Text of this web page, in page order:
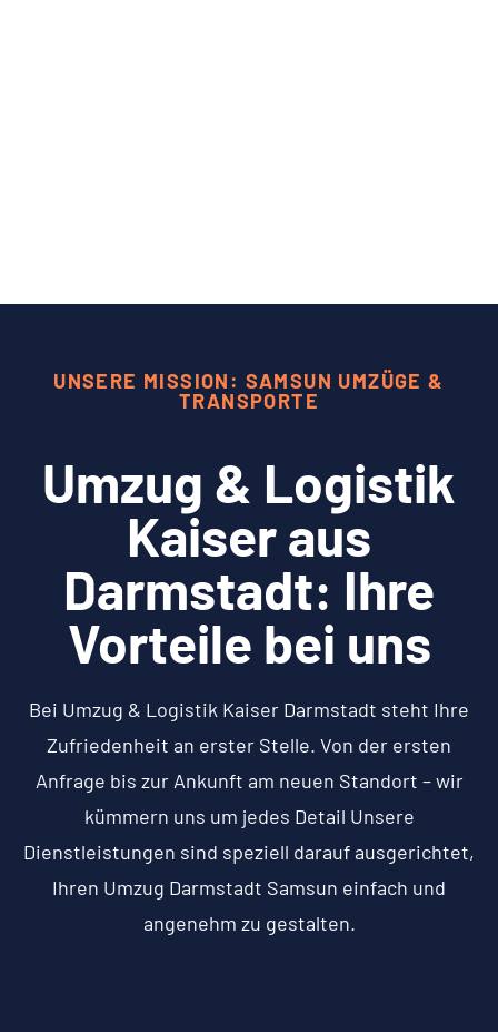
UNSERE MISSION: SAMSUN UMZÜGE &
TRANSPORTE
Umzug & Logistik
Kaiser aus
Darmstadt: Ihre
Vorteile bei uns
Bei Umzug & Logistik Kaiser Darmstadt steht Ihre
Zufriedenheit an erster Stelle. Von der ersten
Anfrage bis zur Ankunft am neuen Standort – wir
kümmern uns um jedes Detail Unsere
Dienstleistungen sind speziell darauf ausgerichtet,
Ihren Umzug Darmstadt Samsun einfach und
angenehm zu gestalten.